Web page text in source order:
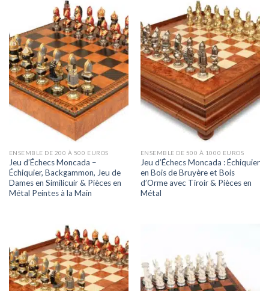
ENSEMBLE DE 200 À 500 EUROS
Jeu d’Échecs Moncada –
Échiquier, Backgammon, Jeu de
Dames en Similicuir & Pièces en
Métal Peintes à la Main
ENSEMBLE DE 500 À 1000 EUROS
Jeu d’Échecs Moncada : Échiquier
en Bois de Bruyère et Bois
d’Orme avec Tiroir & Pièces en
Métal